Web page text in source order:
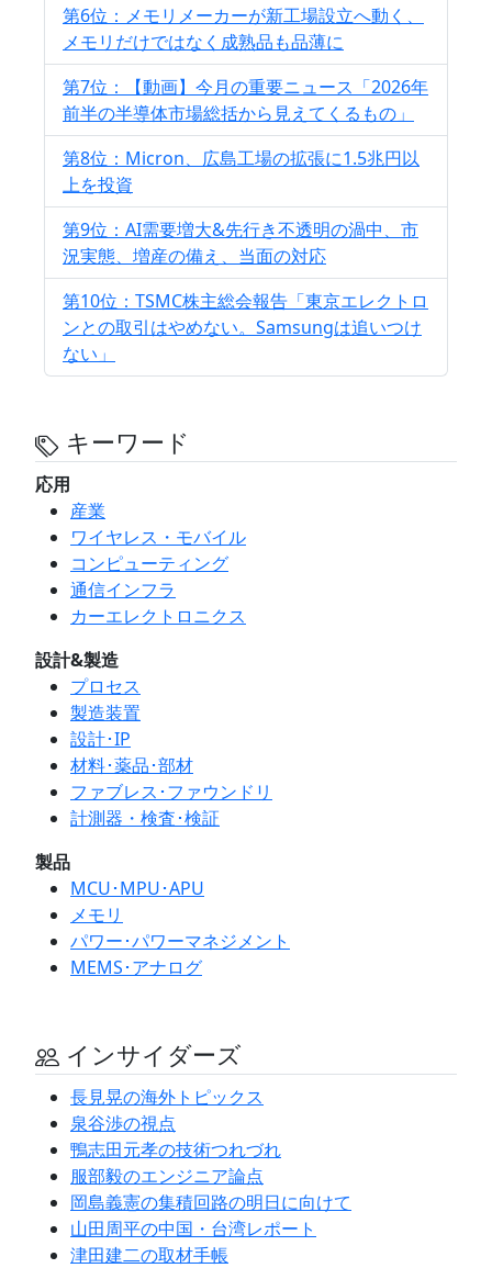
第6位：メモリメーカーが新工場設立へ動く、
メモリだけではなく成熟品も品薄に
第7位：【動画】今月の重要ニュース「2026年
前半の半導体市場総括から見えてくるもの」
第8位：Micron、広島工場の拡張に1.5兆円以
上を投資
第9位：AI需要増大&先行き不透明の渦中、市
況実態、増産の備え、当面の対応
第10位：TSMC株主総会報告「東京エレクトロ
ンとの取引はやめない。Samsungは追いつけ
ない」
キーワード
応用
産業
ワイヤレス・モバイル
コンピューティング
通信インフラ
カーエレクトロニクス
設計&製造
プロセス
製造装置
設計･IP
材料･薬品･部材
ファブレス･ファウンドリ
計測器・検査･検証
製品
MCU･MPU･APU
メモリ
パワー･パワーマネジメント
MEMS･アナログ
インサイダーズ
長見晃の海外トピックス
泉谷渉の視点
鴨志田元孝の技術つれづれ
服部毅のエンジニア論点
岡島義憲の集積回路の明日に向けて
山田周平の中国・台湾レポート
津田建二の取材手帳